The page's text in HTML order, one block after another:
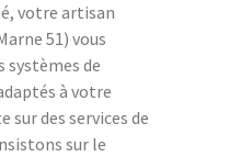
votre artisan
51) vous
systèmes de
à votre
des services de
sur le